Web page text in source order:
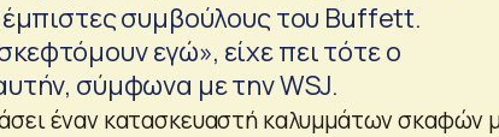
έμπιστες συμβούλους του Buffett.
εγώ», είχε πει τότε ο
σύμφωνα με την WSJ.
έναν κατασκευαστή καλυμμάτων σκαφών